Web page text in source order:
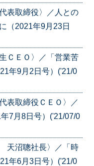
表取締役〉／人との
（2021年9月23日
ＣＥＯ〉／「営業苦
年9月2日号）('21/0
表取締役ＣＥＯ〉／
7月8日号）('21/07/0
天沼聰社長〉／「時
年6月3日号）('21/0